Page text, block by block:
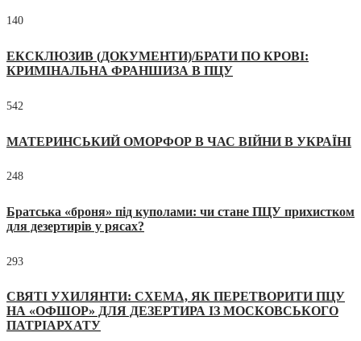
140
ЕКСКЛЮЗИВ (ДОКУМЕНТИ)/БРАТИ ПО КРОВІ:
КРИМІНАЛЬНА ФРАНШИЗА В ПЦУ
542
МАТЕРИНСЬКИЙ ОМОРФОР В ЧАС ВІЙНИ В УКРАЇНІ
248
Братська «броня» під куполами: чи стане ПЦУ прихистком
для дезертирів у рясах?
293
СВЯТІ УХИЛЯНТИ: СХЕМА, ЯК ПЕРЕТВОРИТИ ПЦУ
НА «ОФШОР» ДЛЯ ДЕЗЕРТИРА ІЗ МОСКОВСЬКОГО
ПАТРІАРХАТУ